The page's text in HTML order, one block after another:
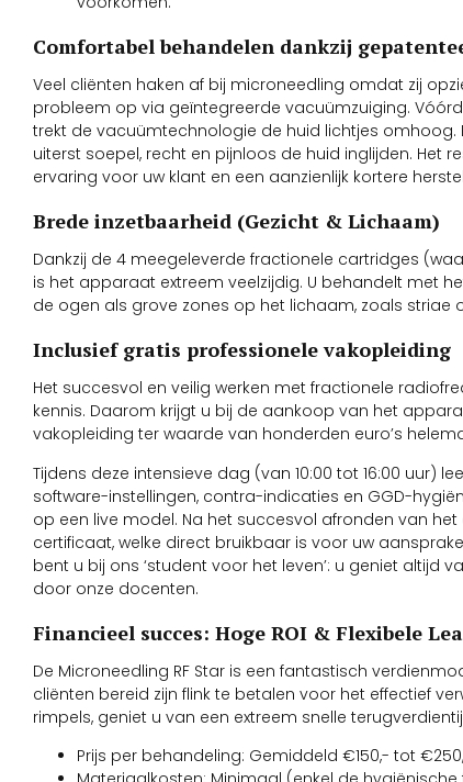
Comfortabel behandelen dankzij
Veel cliënten haken af bij microneedling omdat zij
probleem op via geïntegreerde vacuümzuiging.
trekt de vacuümtechnologie de huid lichtjes
uiterst soepel, recht en pijnloos de huid inglijden. Het
ervaring voor uw klant en een aanzienlijk kortere
Brede inzetbaarheid (Gezicht & Lichaam)
Dankzij de 4 meegeleverde fractionele cartridges
is het apparaat extreem veelzijdig. U behandelt met
de ogen als grove zones op het lichaam, zoals striae
Inclusief gratis professionele vakopleiding
Het succesvol en veilig werken met fractionele
kennis. Daarom krijgt u bij de aankoop van het
vakopleiding ter waarde van honderden euro’s
Tijdens deze intensieve dag (van 10:00 tot 16:00 uur)
software-instellingen, contra-indicaties en GGD-
op een live model. Na het succesvol afronden van
certificaat, welke direct bruikbaar is voor uw
bent u bij ons ‘student voor het leven’: u geniet altijd
door onze docenten.
Financieel succes: Hoge ROI & Flexibele
De Microneedling RF Star is een fantastisch
cliënten bereid zijn flink te betalen voor het effectief
rimpels, geniet u van een extreem snelle
Prijs per behandeling: Gemiddeld €150,- tot